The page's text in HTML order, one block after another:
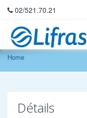
02/521.70.21
Home
Détails